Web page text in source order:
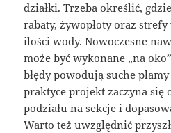
działki. Trzeba określić,
rabaty, żywopłoty oraz
ilości wody. Nowoczesne
może być wykonane „na
błędy powodują suche
praktyce projekt zaczyna się
podziału na sekcje i
Warto też uwzględnić